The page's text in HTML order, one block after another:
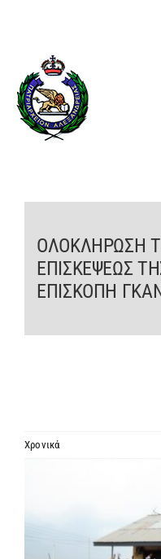
περιεχόμενο
ΤΟ ΠΑΤΡΙΑΡΧΕΙΟ
ΟΛΟΚΛΗΡΩΣΗ
ΕΠΙΣΚΕΨΕΩΣ
ΕΠΙΣΚΟΠΗ
Χρονικά